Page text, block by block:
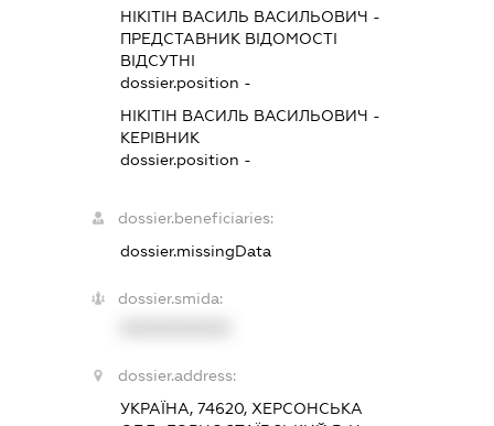
НІКІТІН ВАСИЛЬ ВАСИЛЬОВИЧ -
ПРЕДСТАВНИК ВІДОМОСТІ
ВІДСУТНІ
dossier.position -
НІКІТІН ВАСИЛЬ ВАСИЛЬОВИЧ -
КЕРІВНИК
dossier.position -
dossier.beneficiaries:
dossier.missingData
dossier.smida:
dossier.address:
УКРАЇНА, 74620, ХЕРСОНСЬКА